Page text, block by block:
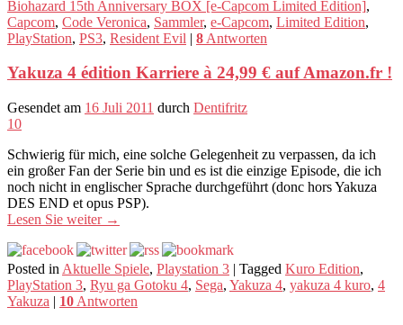
Biohazard 15th Anniversary BOX [e-Capcom Limited Edition],
Capcom, Code Veronica, Sammler, e-Capcom, Limited Edition,
PlayStation, PS3, Resident Evil | 8 Antworten
Yakuza 4 édition Karriere à 24,99 € auf Amazon.fr !
Gesendet am 16 Juli 2011 durch Dentifritz
10
Schwierig für mich, eine solche Gelegenheit zu verpassen, da ich
ein großer Fan der Serie bin und es ist die einzige Episode, die ich
noch nicht in englischer Sprache durchgeführt (donc hors Yakuza
DES END et opus PSP).
Lesen Sie weiter →
Posted in Aktuelle Spiele, Playstation 3 | Tagged Kuro Edition,
PlayStation 3, Ryu ga Gotoku 4, Sega, Yakuza 4, yakuza 4 kuro, 4
Yakuza | 10 Antworten